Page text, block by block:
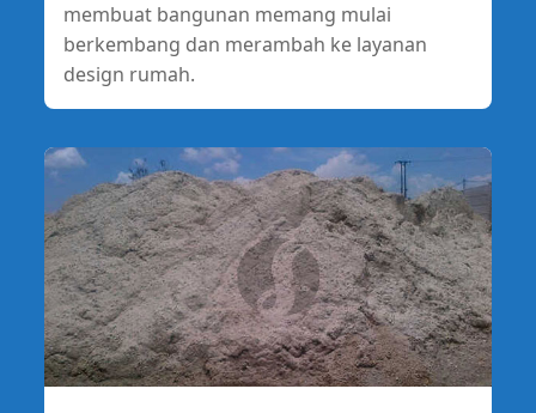
membuat bangunan memang mulai
berkembang dan merambah ke layanan
design rumah.